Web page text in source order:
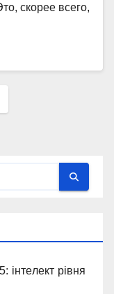
скорее всего,
інтелект рівня